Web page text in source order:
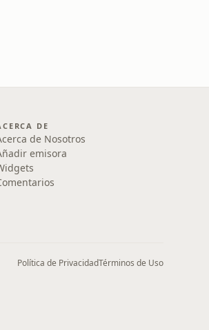
DE
de Nosotros
emisora
Política de PrivacidadTérminos de Uso